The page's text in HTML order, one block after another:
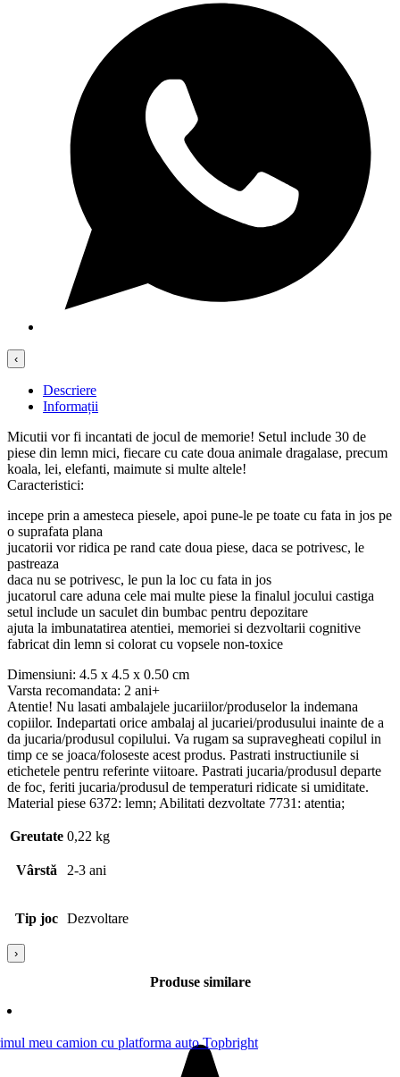
‹
Descriere
Informații
Micutii vor fi incantati de jocul de memorie! Setul include 30 de
piese din lemn mici, fiecare cu cate doua animale dragalase, precum
koala, lei, elefanti, maimute si multe altele!
Caracteristici:
incepe prin a amesteca piesele, apoi pune-le pe toate cu fata in jos pe
o suprafata plana
jucatorii vor ridica pe rand cate doua piese, daca se potrivesc, le
pastreaza
daca nu se potrivesc, le pun la loc cu fata in jos
jucatorul care aduna cele mai multe piese la finalul jocului castiga
setul include un saculet din bumbac pentru depozitare
ajuta la imbunatatirea atentiei, memoriei si dezvoltarii cognitive
fabricat din lemn si colorat cu vopsele non-toxice
Dimensiuni: 4.5 x 4.5 x 0.50 cm
Varsta recomandata: 2 ani+
Atentie! Nu lasati ambalajele jucariilor/produselor la indemana
copiilor. Indepartati orice ambalaj al jucariei/produsului inainte de a
da jucaria/produsul copilului. Va rugam sa supravegheati copilul in
timp ce se joaca/foloseste acest produs. Pastrati instructiunile si
etichetele pentru referinte viitoare. Pastrati jucaria/produsul departe
de foc, feriti jucaria/produsul de temperaturi ridicate si umiditate.
Material piese 6372: lemn; Abilitati dezvoltate 7731: atentia;
Greutate 0,22 kg
Vârstă 2-3 ani
Tip joc Dezvoltare
›
Produse similare